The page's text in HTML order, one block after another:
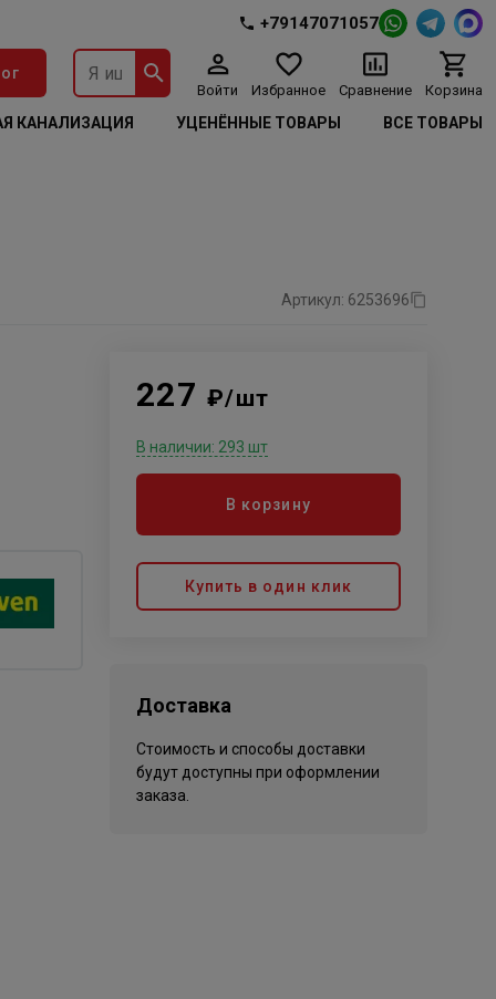
+79147071057
Войти Избранное Сравнение Корзина
КАНАЛИЗАЦИЯ УЦЕНЁННЫЕ ТОВАРЫ ВСЕ ТОВАРЫ
Артикул: 6253696
227 ₽/шт
В наличии: 293 шт
В корзину
Купить в один клик
Доставка
Стоимость и способы доставки
будут доступны при оформлении
заказа.